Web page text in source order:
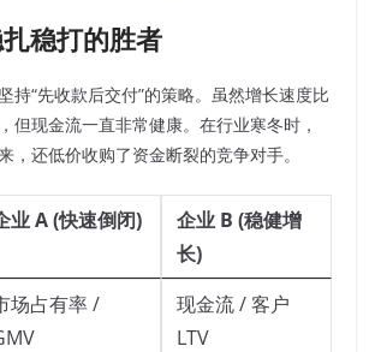
稳打的胜者
持“先收款后交付”的策略。虽然增长速度比
但现金流一直非常健康。在行业寒冬时，
，还低价收购了资金断裂的竞争对手。
业 A (快速倒闭)
企业 B (稳健增
长)
场占有率 /
现金流 / 客户
LTV